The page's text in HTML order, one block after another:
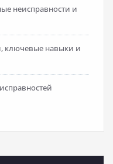
неисправности и
ключевые навыки и